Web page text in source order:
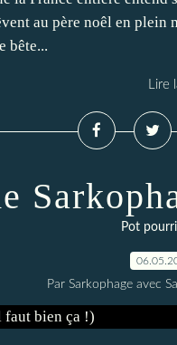
au père noêl en
bête...
Lire
Pot
Par Sarkophage avec